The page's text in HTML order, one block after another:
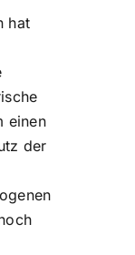
hat
einen
der